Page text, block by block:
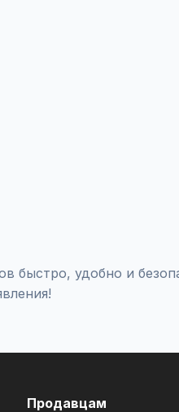
быстро, удобно и
Продавцам